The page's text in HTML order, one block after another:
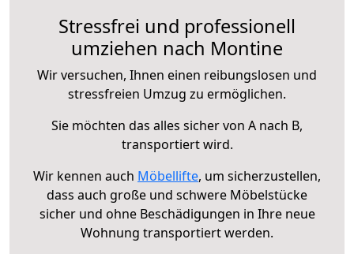
Stressfrei und professionell
umziehen nach Montine
Wir versuchen, Ihnen einen reibungslosen und
stressfreien Umzug zu ermöglichen.
Sie möchten das alles sicher von A nach B,
transportiert wird.
Wir kennen auch Möbellifte, um sicherzustellen,
dass auch große und schwere Möbelstücke
sicher und ohne Beschädigungen in Ihre neue
Wohnung transportiert werden.